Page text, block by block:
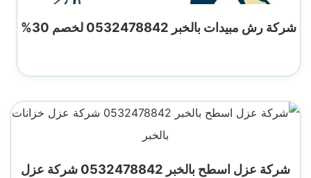
شركة رش مبيدات بالخبر 0532478842 لخصم 30%
شركة عزل اسطح بالخبر 0532478842 شركة عزل